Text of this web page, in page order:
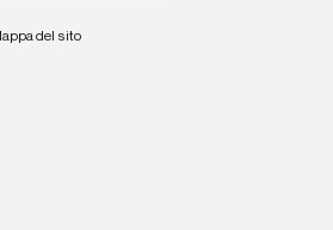
del sito